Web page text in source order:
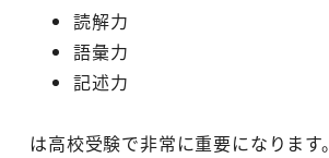
読解力
語彙力
記述力
は高校受験で非常に重要になります。